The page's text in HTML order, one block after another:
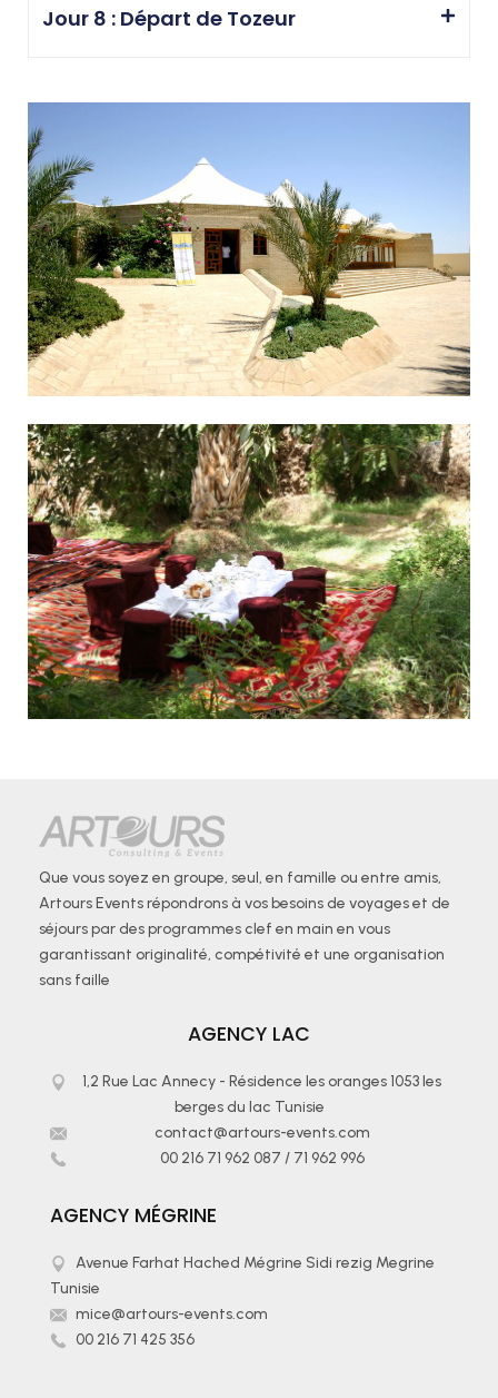
Jour 8 : Départ de Tozeur
Que vous soyez en groupe, seul, en famille ou entre amis,
Artours Events répondrons à vos besoins de voyages et de
séjours par des programmes clef en main en vous
garantissant originalité, compétivité et une organisation
sans faille
AGENCY LAC
1,2 Rue Lac Annecy - Résidence les oranges 1053 les
berges du lac Tunisie
contact@artours-events.com
00 216 71 962 087 / 71 962 996
AGENCY MÉGRINE
Avenue Farhat Hached Mégrine Sidi rezig Megrine
Tunisie
mice@artours-events.com
00 216 71 425 356